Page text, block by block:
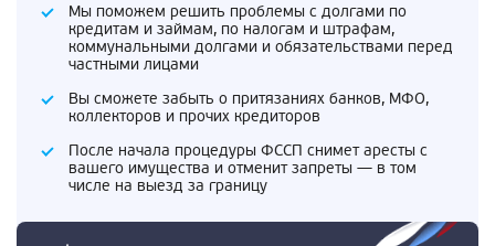
Мы поможем решить проблемы с долгами по
кредитам и займам, по налогам и штрафам,
коммунальными долгами и обязательствами перед
частными лицами
Вы сможете забыть о притязаниях банков, МФО,
коллекторов и прочих кредиторов
После начала процедуры ФССП снимет аресты с
вашего имущества и отменит запреты — в том
числе на выезд за границу